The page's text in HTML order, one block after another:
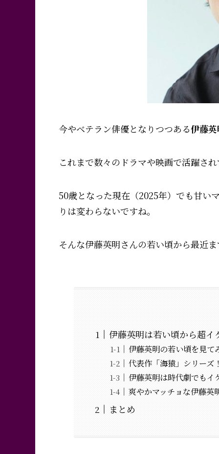
今やベテラン俳優となりつつある伊藤
これまで数々のドラマや映画で活躍さ
50歳となった現在（2025年）でも甘い
りは変わらないですね。
そんな伊藤英明さんの若い頃から最近
伊藤英明は若い頃から超イ
伊藤英明の若い頃を見て
代表作「海猿」シリーズ
伊藤英明は時代劇でもイ
爽やかマッチョな伊藤英
まとめ